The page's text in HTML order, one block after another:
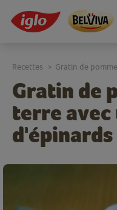
Gratin de
terre avec
d'épinards
Recettes > Gratin de